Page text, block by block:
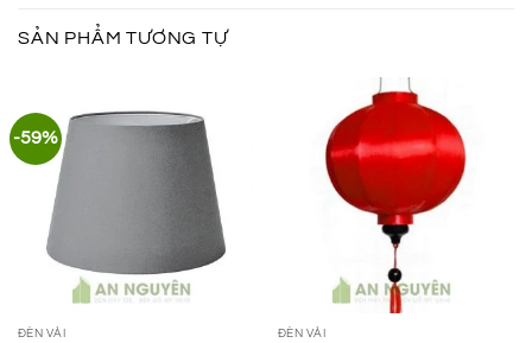
SẢN PHẨM TƯƠNG TỰ
-59%
ĐÈN VẢI ĐÈN VẢI